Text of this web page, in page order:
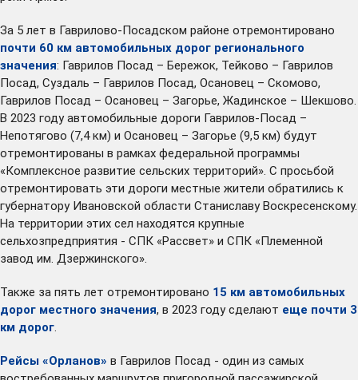
За 5 лет в Гаврилово-Посадском районе отремонтировано
почти 60 км автомобильных дорог регионального
значения: Гаврилов Посад – Бережок, Тейково – Гаврилов
Посад, Суздаль – Гаврилов Посад, Осановец – Скомово,
Гаврилов Посад – Осановец – Загорье, Жадинское – Шекшово.
В 2023 году автомобильные дороги Гаврилов-Посад –
Непотягово (7,4 км) и Осановец – Загорье (9,5 км) будут
отремонтированы в рамках федеральной программы
«Комплексное развитие сельских территорий». С просьбой
отремонтировать эти дороги местные жители обратились к
губернатору Ивановской области Станиславу Воскресенскому.
На территории этих сел находятся крупные
сельхозпредприятия - СПК «Рассвет» и СПК «Племенной
завод им. Дзержинского».
Также за пять лет отремонтировано 15 км автомобильных
дорог местного значения, в 2023 году сделают еще почти 3
км дорог
Рейсы «Орланов» в Гаврилов Посад - один из самых